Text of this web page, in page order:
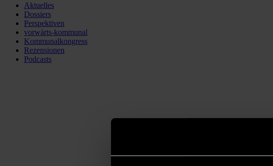
Aktuelles
Dossiers
Perspektiven
vorwärts-kommunal
Kommunalkongress
Rezensionen
Podcasts